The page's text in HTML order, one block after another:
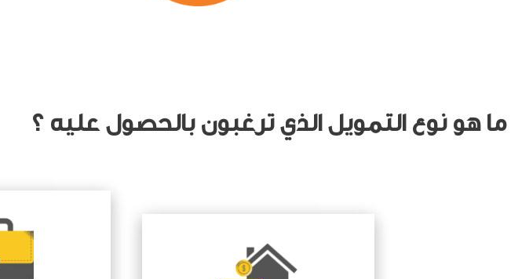
ما هو نوع التمويل الذي ترغبون بالحصول عليه ؟